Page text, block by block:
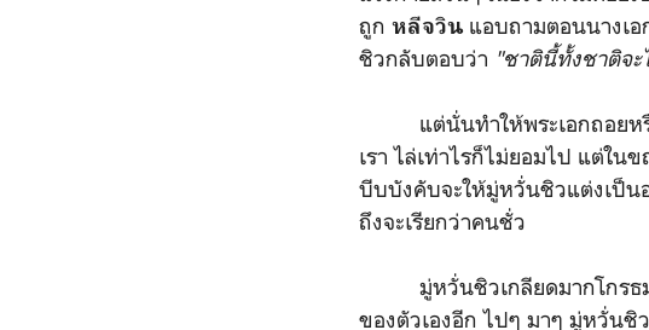
ถูก หลีจวินแอบถามตอนนางเอ
ชิวกลับตอบว่า "ชาตินี้ทั้งชาติจะ
แต่นั่นทำให้พระเอกถอยหรือ
เรา ไล่เท่าไรก็ไม่ยอมไป แต่ใ
บีบบังคับจะให้มู่หวั่นชิวแต่งเป็น
ถึงจะเรียกว่าคนชั่ว
มู่หวั่นชิวเกลียดมากโกรธมา
ของตัวเองอีก ไปๆ มาๆ มู่หวั่นชิ